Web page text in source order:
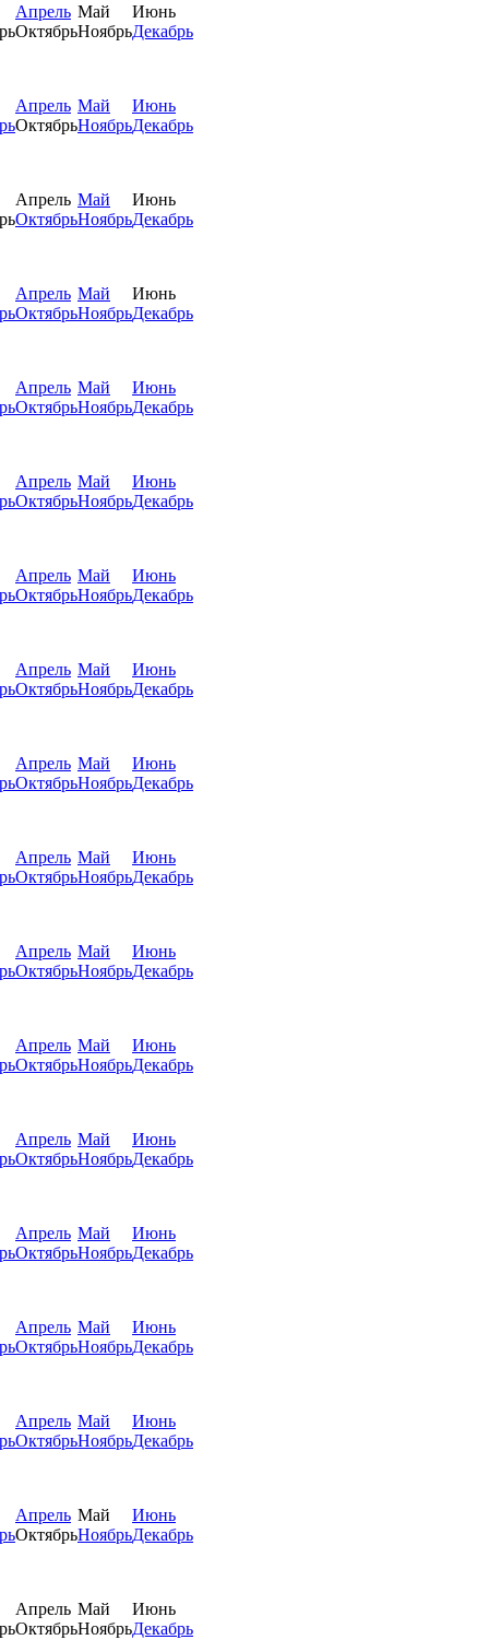
Апрель Май
Июнь
ОктябрьНоябрьДекабрь
Апрель Май
Июнь
ОктябрьНоябрьДекабрь
Апрель Май
Июнь
ОктябрьНоябрьДекабрь
Апрель Май
Июнь
ОктябрьНоябрьДекабрь
Апрель Май
Июнь
ОктябрьНоябрьДекабрь
Апрель Май
Июнь
ОктябрьНоябрьДекабрь
Апрель Май
Июнь
ОктябрьНоябрьДекабрь
Апрель Май
Июнь
ОктябрьНоябрьДекабрь
Апрель Май
Июнь
ОктябрьНоябрьДекабрь
Апрель Май
Июнь
ОктябрьНоябрьДекабрь
Апрель Май
Июнь
ОктябрьНоябрьДекабрь
Апрель Май
Июнь
ОктябрьНоябрьДекабрь
Апрель Май
Июнь
ОктябрьНоябрьДекабрь
Апрель Май
Июнь
ОктябрьНоябрьДекабрь
Апрель Май
Июнь
ОктябрьНоябрьДекабрь
Апрель Май
Июнь
ОктябрьНоябрьДекабрь
Апрель Май
Июнь
ОктябрьНоябрьДекабрь
Апрель Май
Июнь
ОктябрьНоябрьДекабрь